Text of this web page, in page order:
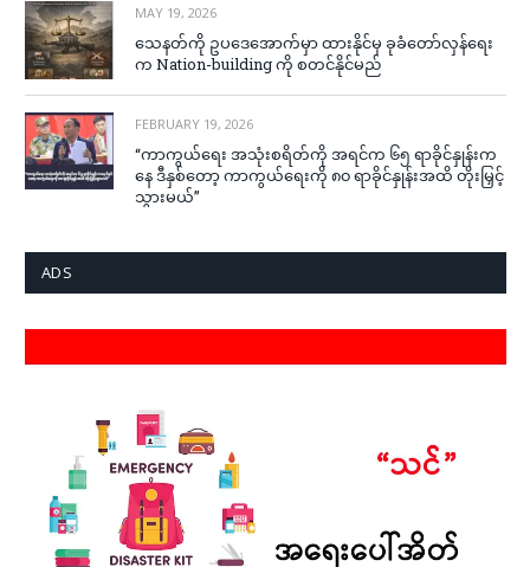
MAY 19, 2026
သေနတ်ကို ဥပဒေအောက်မှာ ထားနိုင်မှ ခုခံတော်လှန်ရေး
က Nation-building ကို စတင်နိုင်မည်
FEBRUARY 19, 2026
“ကာကွယ်ရေး အသုံးစရိတ်ကို အရင်က ၆၅ ရာခိုင်နှုန်းက
နေ ဒီနှစ်တော့ ကာကွယ်ရေးကို ၈၀ ရာခိုင်နှုန်းအထိ တိုးမြှင့်
သွားမယ်”
ADS